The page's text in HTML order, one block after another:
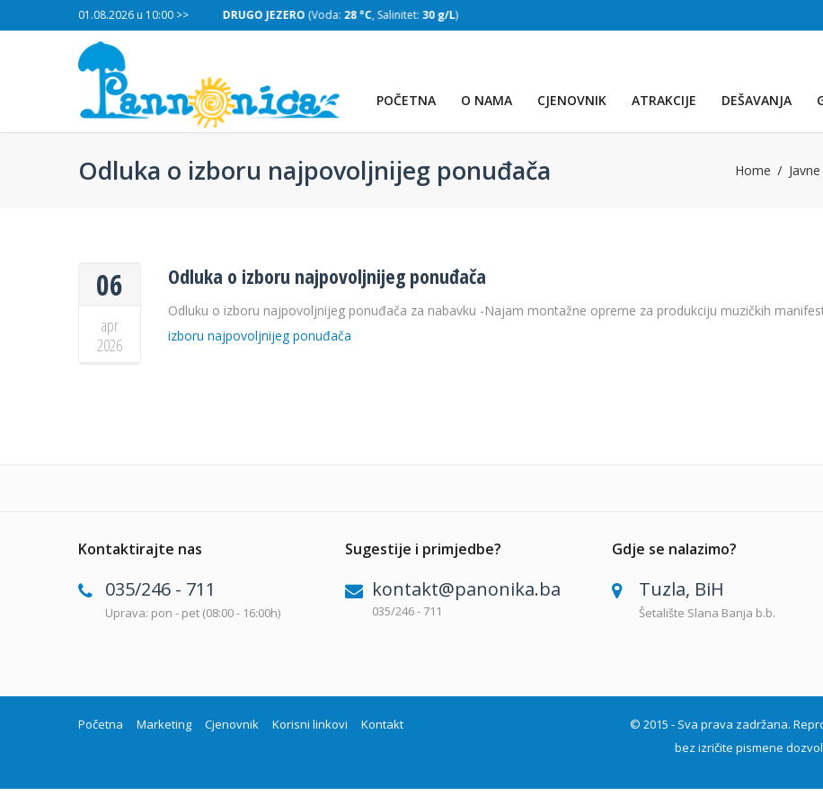
01.08.2026 u 10:00 >>
30 g/L) DRUGO JEZERO(Voda:28 °C, Salinitet:30 g/L)
POČETNA O NAMA CJENOVNIK ATRAKCIJE DEŠAVANJA
Odluka o izboru najpovoljnijeg ponuđača Home
06
apr
2026
Odluka o izboru najpovoljnijeg ponuđača
Odluku o izboru najpovoljnijeg ponuđača za nabavku -Najam montažne opreme za produkciju muzičkih
izboru najpovoljnijeg ponuđača
Kontaktirajte nas
035/246 - 711
Uprava: pon - pet (08:00 - 16:00h)
Sugestije i primjedbe?
kontakt@panonika.ba
035/246 - 711
Gdje se nalazimo?
Tuzla, BiH
Šetalište Slana Banja b.b.
Početna Marketing Cjenovnik Korisni linkovi Kontakt
© 2015 - Sva prava zadržana.
bez izričite pismene